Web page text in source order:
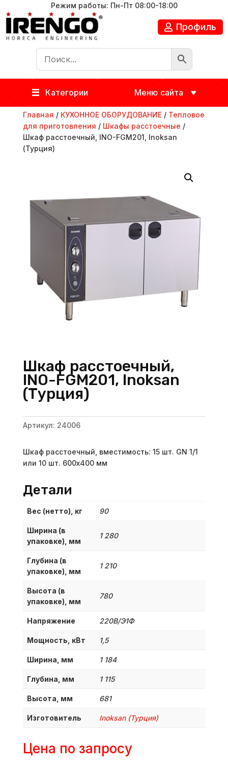
Режим работы: Пн-Пт 08:00-18:00
Профиль
Категории Меню сайта
Главная / КУХОННОЕ ОБОРУДОВАНИЕ/ Тепловое
для приготовления / Шкафы расстоечные /
Шкаф расстоечный, INO-FGM201, Inoksan
(Турция)
Шкаф расстоечный,
INO-FGM201, Inoksan
(Турция)
Артикул: 24006
Шкаф расстоечный, вместимость: 15 шт. GN 1/1
или 10 шт. 600х400 мм
Детали
Вес (нетто), кг 90
Ширина (в
упаковке), мм
1 280
Глубина (в
упаковке), мм
1 210
Высота (в
упаковке), мм
780
Напряжение 220В/Э1Ф
Мощность, кВт 1,5
Ширина, мм 1 184
Глубина, мм 1 115
Высота, мм 681
Изготовитель Inoksan (Турция)
Цена по запросу